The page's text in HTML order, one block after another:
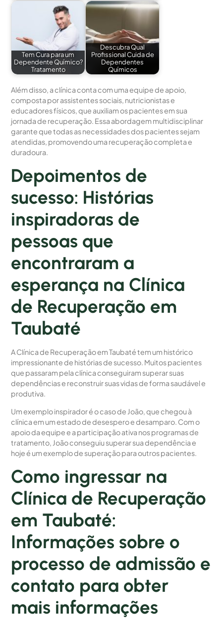
Tem Cura para um
Dependente Químico?
Tratamento
Descubra Qual
Profissional Cuida de
Dependentes
Químicos
Além disso, a clínica conta com uma equipe de apoio,
composta por assistentes sociais, nutricionistas e
educadores físicos, que auxiliam os pacientes em sua
jornada de recuperação. Essa abordagem multidisciplinar
garante que todas as necessidades dos pacientes sejam
atendidas, promovendo uma recuperação completa e
duradoura.
Depoimentos de
sucesso: Histórias
inspiradoras de
pessoas que
encontraram a
esperança na Clínica
de Recuperação em
Taubaté
A Clínica de Recuperação em Taubaté tem um histórico
impressionante de histórias de sucesso. Muitos pacientes
que passaram pela clínica conseguiram superar suas
dependências e reconstruir suas vidas de forma saudável e
produtiva.
Um exemplo inspirador é o caso de João, que chegou à
clínica em um estado de desespero e desamparo. Com o
apoio da equipe e a participação ativa nos programas de
tratamento, João conseguiu superar sua dependência e
hoje é um exemplo de superação para outros pacientes.
Como ingressar na
Clínica de Recuperação
em Taubaté:
Informações sobre o
processo de admissão e
contato para obter
mais informações